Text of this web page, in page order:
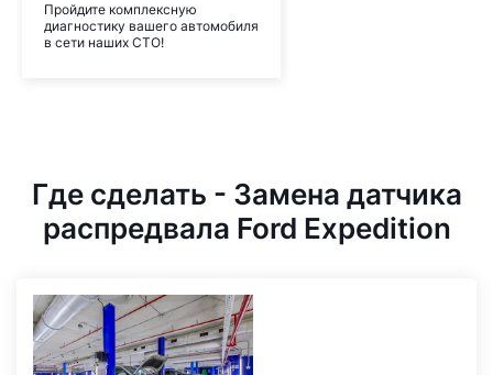
Пройдите комплексную
диагностику вашего автомобиля
в сети наших СТО!
Где сделать - Замена датчика
распредвала Ford Expedition